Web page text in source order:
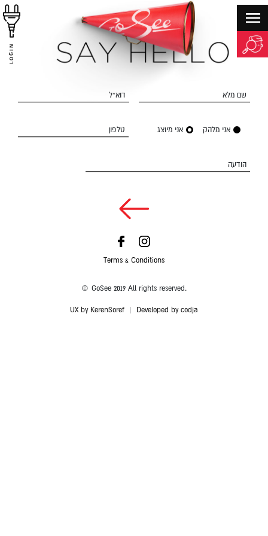
LOGIN
שם מלא דוא״ל
אני מלהק אני מיוצג טלפון
הודעה
Terms & Conditions
© GoSee 2019 All rights reserved.
UX by KerenSoref Developed by codja